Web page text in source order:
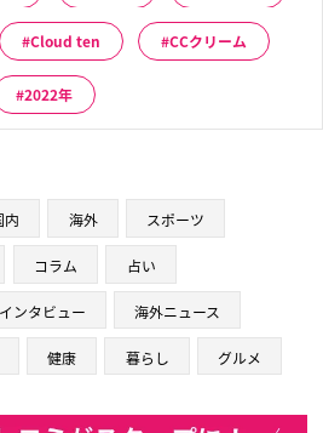
Cloud ten CCクリーム
2022年
内 海外 スポーツ
コラム 占い
インタビュー 海外ニュース
健康 暮らし グルメ